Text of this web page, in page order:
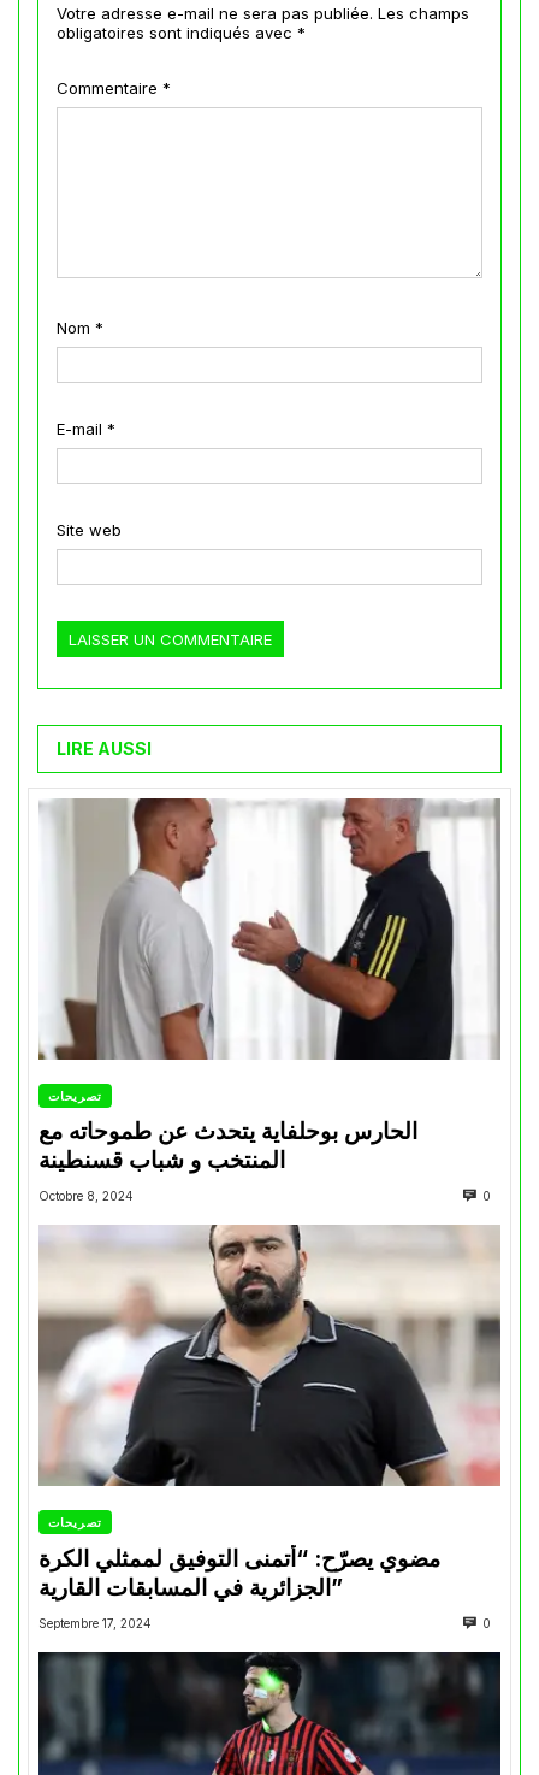
Votre adresse e-mail ne sera pas publiée. Les champs
obligatoires sont indiqués avec *
Commentaire *
Nom *
E-mail *
Site web
LIRE AUSSI
تصريحات
الحارس بوحلفاية يتحدث عن طموحاته مع
المنتخب و شباب قسنطينة
Octobre 8, 2024 0
تصريحات
مضوي يصرّح: “أتمنى التوفيق لممثلي الكرة
الجزائرية في المسابقات القارية”
Septembre 17, 2024 0